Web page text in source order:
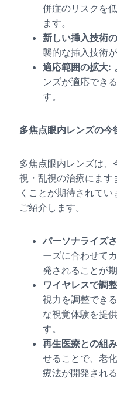
併症のリスクを
ます。
新しい挿入技術
襲的な挿入技術
適応範囲の拡大:
ンズが適応でき
す。
多焦点眼内レンズの今
多焦点眼内レンズは
視・乱視の治療にます
くことが期待されて
ご紹介します。
パーソナライズ
ーズに合わせて
発されることが
ワイヤレスで調
視力を調整でき
な視覚体験を提
す。
再生医療との組
せることで、老
療法が開発され